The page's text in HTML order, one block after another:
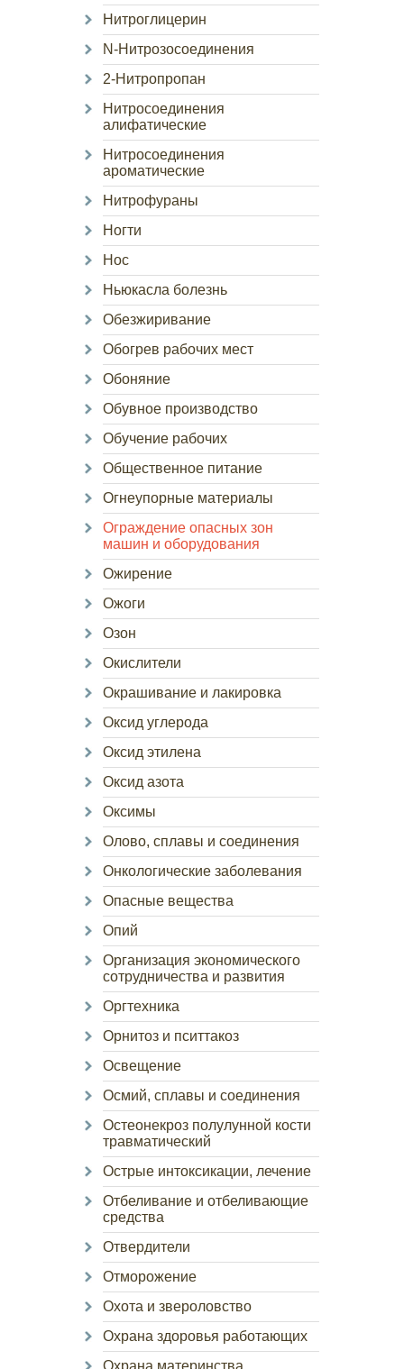
Нитроглицерин
N-Нитрозосоединения
2-Нитропропан
Нитросоединения
алифатические
Нитросоединения
ароматические
Нитрофураны
Ногти
Нос
Ньюкасла болезнь
Обезжиривание
Обогрев рабочих мест
Обоняние
Обувное производство
Обучение рабочих
Общественное питание
Огнеупорные материалы
Ограждение опасных зон
машин и оборудования
Ожирение
Ожоги
Озон
Окислители
Окрашивание и лакировка
Оксид углерода
Оксид этилена
Оксид азота
Оксимы
Олово, сплавы и соединения
Онкологические заболевания
Опасные вещества
Опий
Организация экономического
сотрудничества и развития
Оргтехника
Орнитоз и пситтакоз
Освещение
Осмий, сплавы и соединения
Остеонекроз полулунной кости
травматический
Острые интоксикации, лечение
Отбеливание и отбеливающие
средства
Отвердители
Отморожение
Охота и звероловство
Охрана здоровья работающих
Охрана материнства